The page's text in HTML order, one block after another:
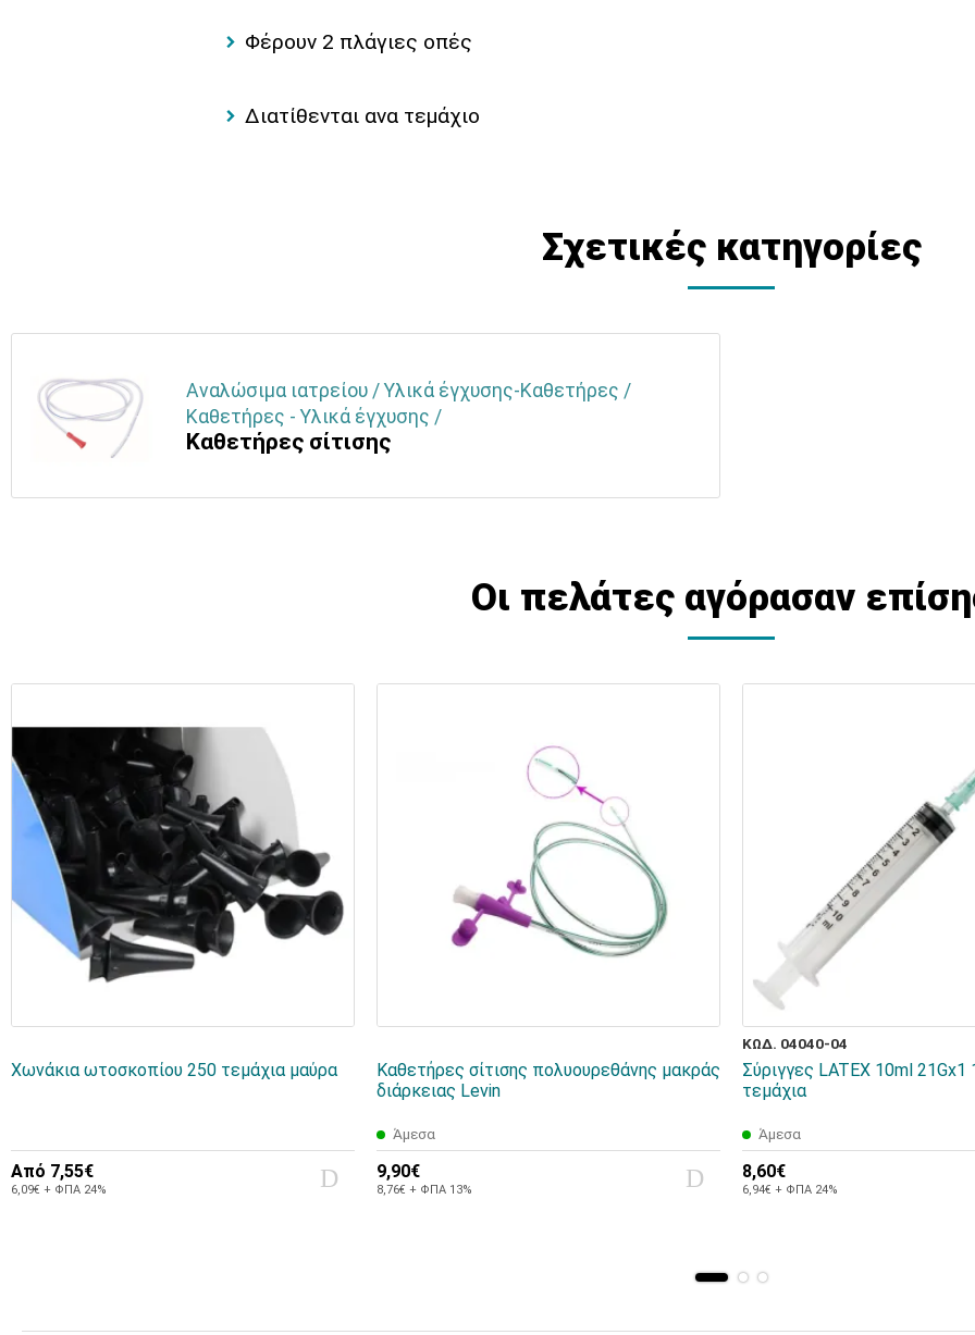
Φέρουν 2 πλάγιες οπές
Διατίθενται ανα τεμάχιο
Σχετικές κατηγορίες
Αναλώσιμα ιατρείου / Υλικά έγχυσης-Καθετήρες /
Καθετήρες - Υλικά έγχυσης /
Καθετήρες σίτισης
Οι πελάτες αγόρασαν
Χωνάκια ωτοσκοπίου 250 τεμάχια μαύρα
Από 7,55€
6,09€ + ΦΠΑ 24%
Καθετήρες σίτισης πολυουρεθάνης μακράς
διάρκειας Levin
Άμεσα
9,90€
8,76€ + ΦΠΑ 13%
ΚΩΔ. 04040-04
Σύριγγες LATEX 10ml
τεμάχια
Άμεσα
8,60€
6,94€ + ΦΠΑ 24%